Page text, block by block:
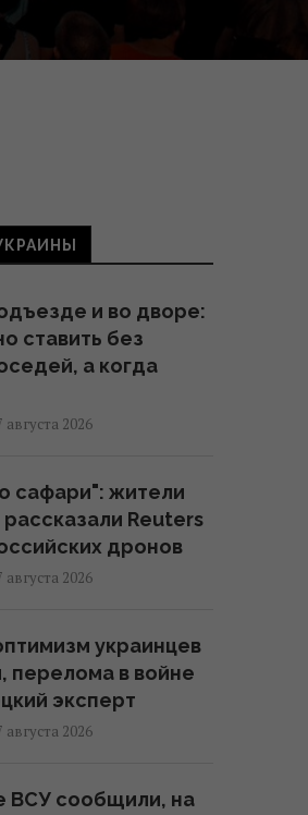
и во дворе:
ставить без
а когда
августа 2026
сафари": жители
Reuters
дронов
августа 2026
украинцев
перелома в войне
эксперт
августа 2026
ВСУ сообщили, на